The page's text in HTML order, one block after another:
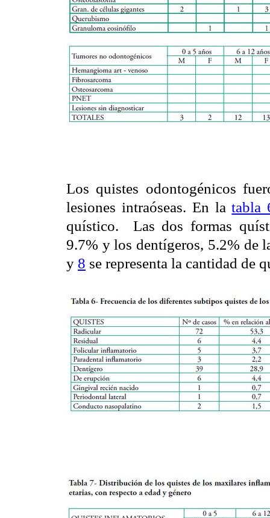
Los quistes odontogénicos
lesiones intraóseas. En latabla
quístico. Las dos formas
9.7% y los dentígeros, 5.2% de
y 8 se representa la cantidad de